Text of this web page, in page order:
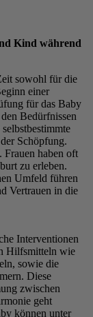
Kind während
sowohl für die
einer
für das Baby
Bedürfnissen
Schöpfung.
Frauen haben oft
zu erleben.
Umfeld führen
Vertrauen in die
Interventionen
Hilfsmitteln wie
sowie die
Diese
zwischen
geht
können unter